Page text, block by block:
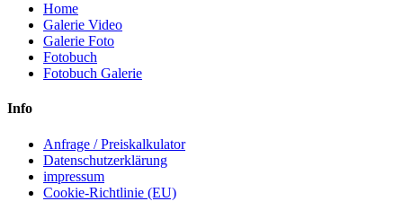
Home
Galerie Video
Galerie Foto
Fotobuch
Fotobuch Galerie
Info
Anfrage / Preiskalkulator
Datenschutzerklärung
impressum
Cookie-Richtlinie (EU)